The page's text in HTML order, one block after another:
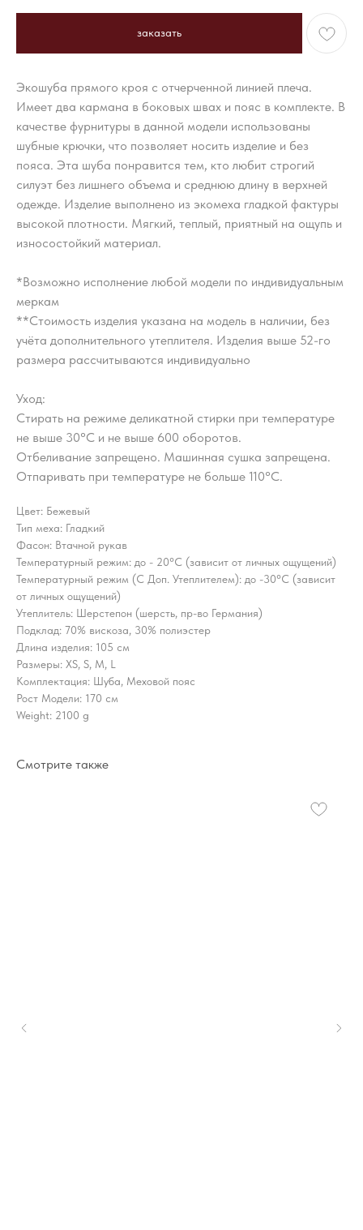
заказать
Экошуба прямого кроя с отчерченной линией плеча.
Имеет два кармана в боковых швах и пояс в комплекте. В
качестве фурнитуры в данной модели использованы
шубные крючки, что позволяет носить изделие и без
пояса. Эта шуба понравится тем, кто любит строгий
силуэт без лишнего объема и среднюю длину в верхней
одежде. Изделие выполнено из экомеха гладкой фактуры
высокой плотности. Мягкий, теплый, приятный на ощупь и
износостойкий материал.
*Возможно исполнение любой модели по индивидуальным
меркам
**Стоимость изделия указана на модель в наличии, без
учёта дополнительного утеплителя. Изделия выше 52-го
размера рассчитываются индивидуально
Уход:
Стирать на режиме деликатной стирки при температуре
не выше 30°С и не выше 600 оборотов.
Отбеливание запрещено. Машинная сушка запрещена.
Отпаривать при температуре не больше 110°С.
Цвет: Бежевый
Тип меха: Гладкий
Фасон: Втачной рукав
Температурный режим: до - 20°C (зависит от личных ощущений)
Температурный режим (С Доп. Утеплителем): до -30°C (зависит
от личных ощущений)
Утеплитель: Шерстепон (шерсть, пр-во Германия)
Подклад: 70% вискоза, 30% полиэстер
Длина изделия: 105 см
Размеры: XS, S, M, L
Комплектация: Шуба, Меховой пояс
Рост Модели: 170 см
Weight: 2100 g
Смотрите также